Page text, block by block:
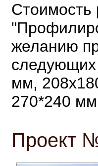
Стоимость
желанию
мм,
270*240
Проект